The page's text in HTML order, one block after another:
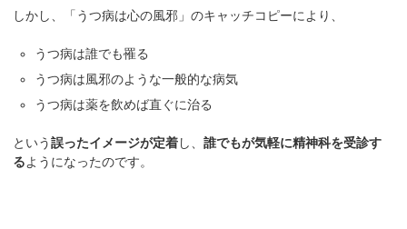
しかし、「うつ病は心の風邪」のキャッチコピーにより、
うつ病は誰でも罹る
うつ病は風邪のような一般的な病気
うつ病は薬を飲めば直ぐに治る
という誤ったイメージが定着し、誰でもが気軽に精神科を受診す
るようになったのです。